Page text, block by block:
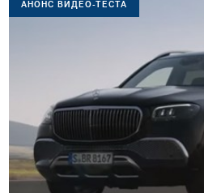
АНОНС ВИДЕО-ТЕСТА